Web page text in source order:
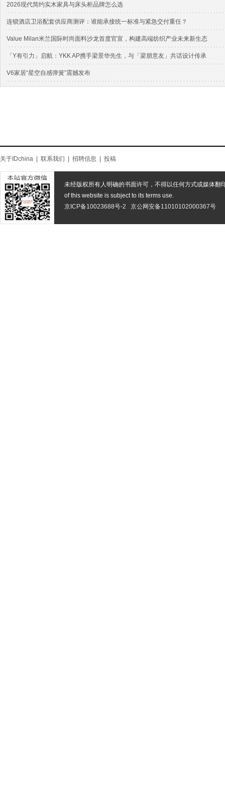
2026现代简约实木家具与床头柜品牌怎么选
连锁酒店卫浴配套供应商测评：谁能承接统一标准与紧急交付重任？
Value Milan米兰国际时尚面料沙龙首度官宣，构建高端纺织产业未来新生态
「Y有引力」启航：YKK AP携手梁景华先生，与「梁朋意友」共话设计传承
V6家居“星空自感弹簧”震撼发布
关于IDchina 联系我们 招聘信息 投稿
未经版权所有人明确的书面许可，不得以任何方式或媒体翻
of this website is subject to its terms use.
京ICP备10023688号-2
京公网安备11010102000367号